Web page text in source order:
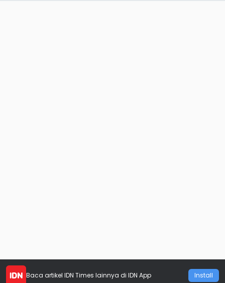
Baca artikel IDN Times lainnya di IDN App Install